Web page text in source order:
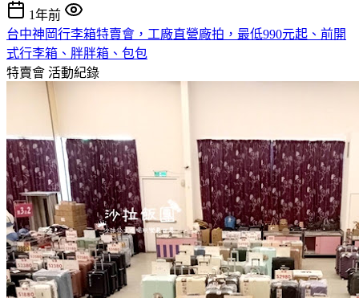
1年前
台中神岡行李箱特賣會，工廠直營廠拍，最低990元起、前開
式行李箱、胖胖箱、包包
特賣會 活動紀錄